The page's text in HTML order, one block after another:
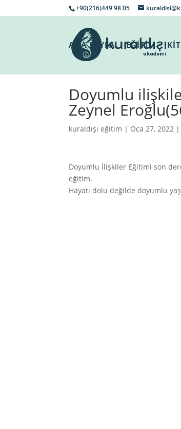
+90(216)449 98 05
ANA SAYFA EĞİTİM
Doyumlu
Zeynel
kuraldışı eğitim | Oca 27, 2022 |
Doyumlu İlişkiler Eğitimi son
eğitim.
Hayatı dolu değilde doyumlu